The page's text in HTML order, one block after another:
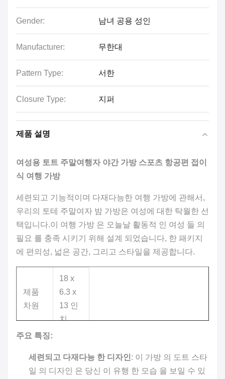
Gender: 남녀 공용 성인
Manufacturer: 무한대
Pattern Type: 서한
Closure Type: 지퍼
제품 설명
여성용 토트 주말여행자 야간 가방 스포츠 항공편 접이
식 여행 가방
세련되고 기능적이며 다재다능한 여행 가방에 관해서,
우리의 토테 주말여자 밤 가방은 여성에 대한 탁월한 선
택입니다.이 여행 가방 은 오늘날 활동적 인 여성 들 의
필요 를 충족 시키기 위해 설계 되었습니다, 한 패키지
에 편의성, 넓은 공간, 그리고 스타일을 제공합니다.
제품
차원
18 x
6.3 x
13 인
치
품목
무게
온스
유니
주요 특징:
세련되고 다재다능 한 디자인 : 이 가방 의 도트 스타
일 의 디자인 은 당신 이 유행 한 모습 을 보일 수 있